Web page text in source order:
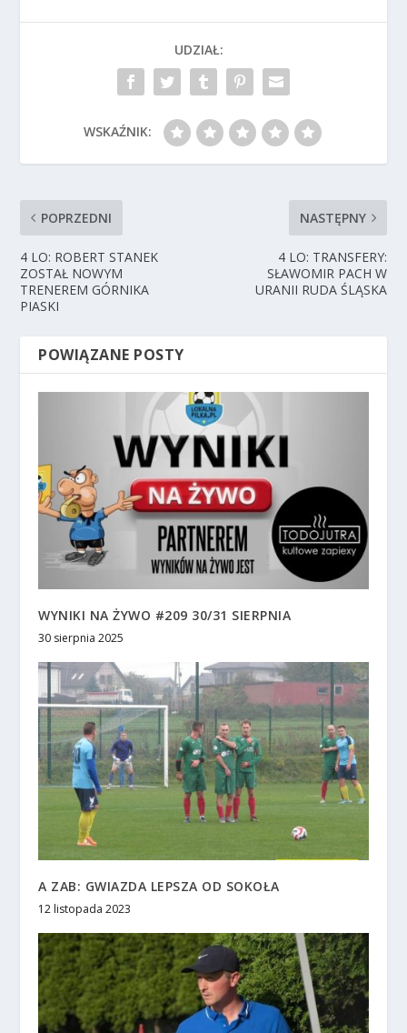
UDZIAŁ:
WSKAŹNIK:
POPRZEDNI
4 LO: ROBERT STANEK
ZOSTAŁ NOWYM
TRENEREM GÓRNIKA
PIASKI
NASTĘPNY
4 LO: TRANSFERY:
SŁAWOMIR PACH W
URANII RUDA ŚLĄSKA
POWIĄZANE POSTY
WYNIKI NA ŻYWO #209 30/31 SIERPNIA
30 sierpnia 2025
A ZAB: GWIAZDA LEPSZA OD SOKOŁA
12 listopada 2023